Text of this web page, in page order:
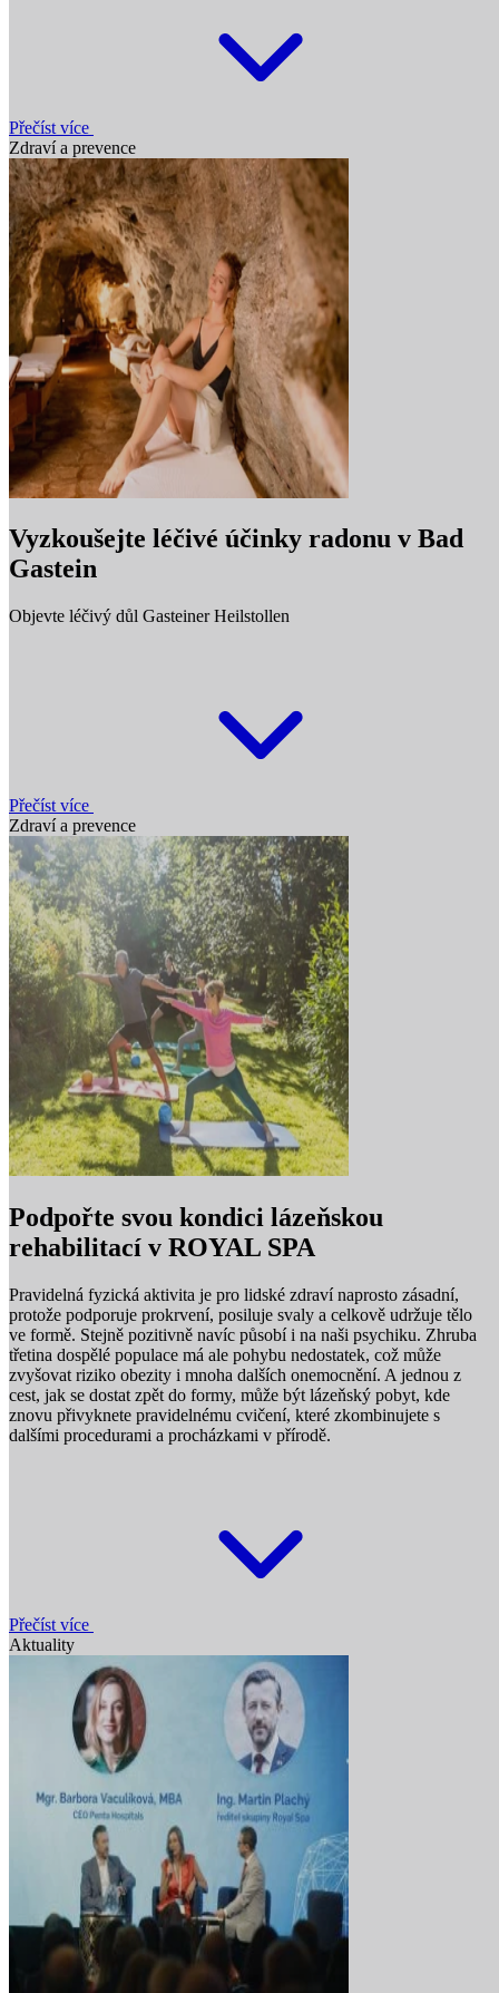
Přečíst více
Zdraví a prevence
Vyzkoušejte léčivé účinky radonu v Bad
Gastein
Objevte léčivý důl Gasteiner Heilstollen
Přečíst více
Zdraví a prevence
Podpořte svou kondici lázeňskou
rehabilitací v ROYAL SPA
Pravidelná fyzická aktivita je pro lidské zdraví naprosto zásadní,
protože podporuje prokrvení, posiluje svaly a celkově udržuje tělo
ve formě. Stejně pozitivně navíc působí i na naši psychiku. Zhruba
třetina dospělé populace má ale pohybu nedostatek, což může
zvyšovat riziko obezity i mnoha dalších onemocnění. A jednou z
cest, jak se dostat zpět do formy, může být lázeňský pobyt, kde
znovu přivyknete pravidelnému cvičení, které zkombinujete s
dalšími procedurami a procházkami v přírodě.
Přečíst více
Aktuality